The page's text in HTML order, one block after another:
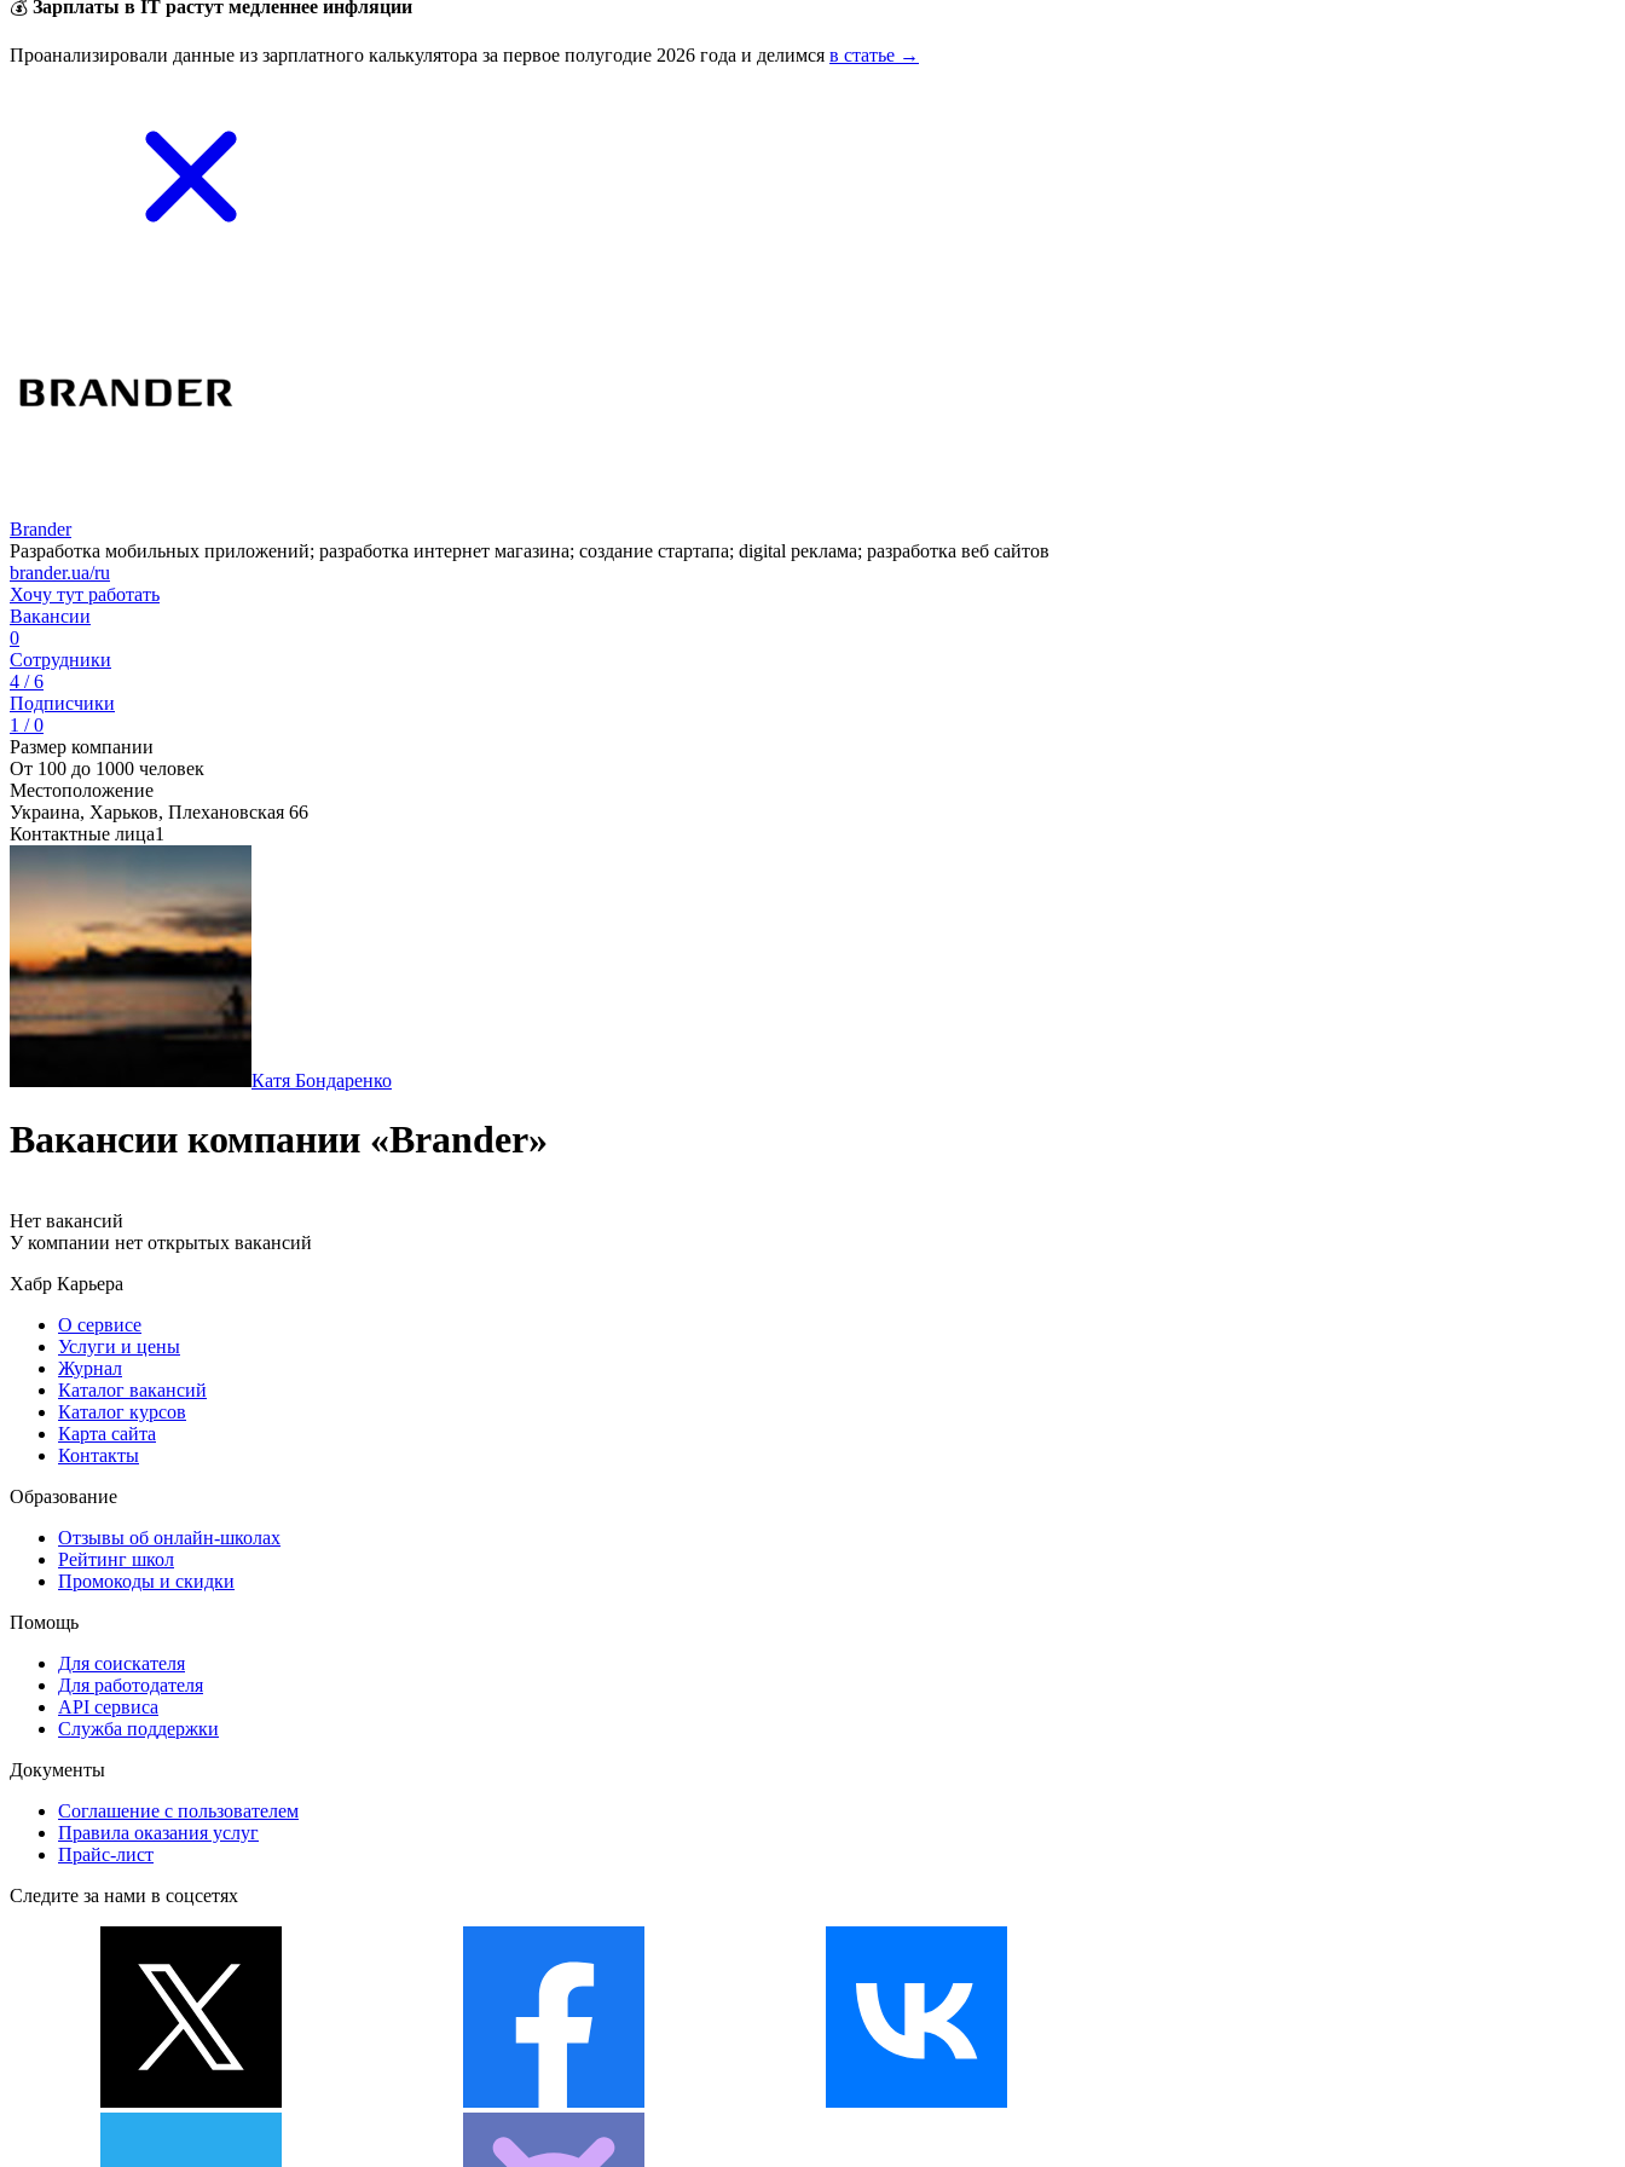
💰 Зарплаты в IT растут медленнее инфляции
Проанализировали данные из зарплатного калькулятора за первое полугодие 2026 года и делимся в статье →
Brander
Разработка мобильных приложений; разработка интернет магазина; создание стартапа; digital реклама; разработка веб сайтов
brander.ua/ru
Хочу тут работать
Вакансии
0
Сотрудники
4 / 6
Подписчики
1 / 0
Размер компании
От 100 до 1000 человек
Местоположение
Украина, Харьков, Плехановская 66
Контактные лица1
Катя Бондаренко
Вакансии компании «Brander»
Нет вакансий
У компании нет открытых вакансий
Хабр Карьера
О сервисе
Услуги и цены
Журнал
Каталог вакансий
Каталог курсов
Карта сайта
Контакты
Образование
Отзывы об онлайн-школах
Рейтинг школ
Промокоды и скидки
Помощь
Для соискателя
Для работодателя
API сервиса
Служба поддержки
Документы
Соглашение с пользователем
Правила оказания услуг
Прайс-лист
Следите за нами в соцсетях